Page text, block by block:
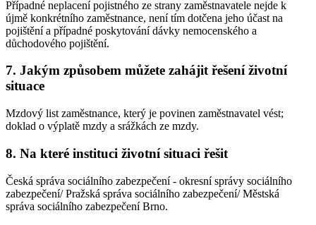
Případné neplacení pojistného ze strany zaměstnavatele nejde k
újmě konkrétního zaměstnance, není tím dotčena jeho účast na
pojištění a případné poskytování dávky nemocenského a
důchodového pojištění.
7. Jakým způsobem můžete zahájit řešení životní
situace
Mzdový list zaměstnance, který je povinen zaměstnavatel vést;
doklad o výplatě mzdy a srážkách ze mzdy.
8. Na které instituci životní situaci řešit
Česká správa sociálního zabezpečení - okresní správy sociálního
zabezpečení/ Pražská správa sociálního zabezpečení/ Městská
správa sociálního zabezpečení Brno.